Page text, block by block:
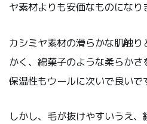
ヤ素材よりも安価なものになり
カシミヤ素材の滑らかな肌触
かく、綿菓子のような柔らかさ
保温性もウールに次いで良いで
しかし、毛が抜けやすいうえ